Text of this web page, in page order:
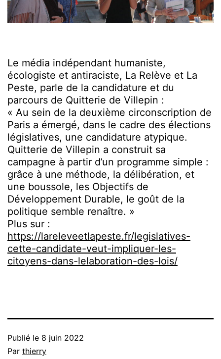
Le média indépendant humaniste,
écologiste et antiraciste, La Relève et La
Peste, parle de la candidature et du
parcours de Quitterie de Villepin :
« Au sein de la deuxième circonscription de
Paris a émergé, dans le cadre des élections
législatives, une candidature atypique.
Quitterie de Villepin a construit sa
campagne à partir d’un programme simple :
grâce à une méthode, la délibération, et
une boussole, les Objectifs de
Développement Durable, le goût de la
politique semble renaître. »
Plus sur :
https://lareleveetlapeste.fr/legislatives-
cette-candidate-veut-impliquer-les-
citoyens-dans-lelaboration-des-lois/
Publié le 8 juin 2022
Par thierry